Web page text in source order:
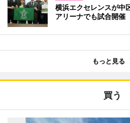
横浜エクセレンスが
アリーナでも試合開催
もっと見る
買う